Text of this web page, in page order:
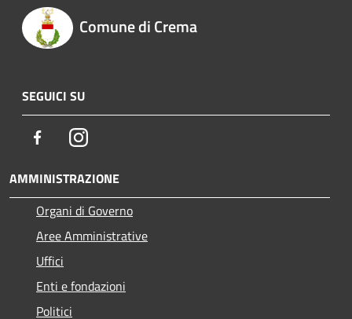
Comune di Crema
SEGUICI SU
FacebookInstagram
AMMINISTRAZIONE
Organi di Governo
Aree Amministrative
Uffici
Enti e fondazioni
Politici